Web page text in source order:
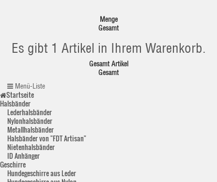
Menge
Gesamt
Es gibt 1 Artikel in Ihrem Warenkorb.
Gesamt Artikel
Gesamt
Menü-Liste
Startseite
Halsbänder
Lederhalsbänder
Nylonhalsbänder
Metallhalsbänder
Halsbänder von "FDT Artisan"
Nietenhalsbänder
ID Anhänger
Geschirre
Hundegeschirre aus Leder